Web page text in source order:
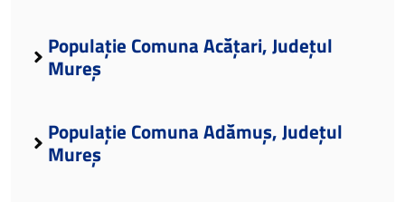
Populație Comuna Acățari, Județul
Mureș
Populație Comuna Adămuș, Județul
Mureș